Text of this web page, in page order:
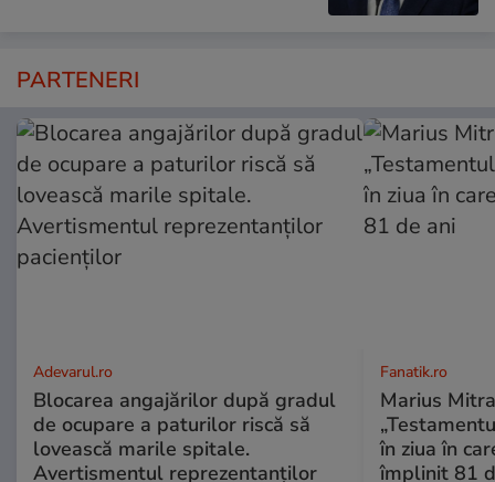
PARTENERI
Adevarul.ro
Blocarea angajărilor după gradul
de ocupare a paturilor riscă să
lovească marile spitale.
Avertismentul reprezentanților
Fanatik.ro
Marius
în ziua în
împlinit 81